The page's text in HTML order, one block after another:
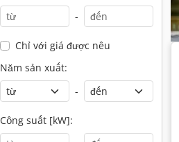
-
Chỉ với giá được nêu
Năm sản xuất:
-
Công suất [kW]: